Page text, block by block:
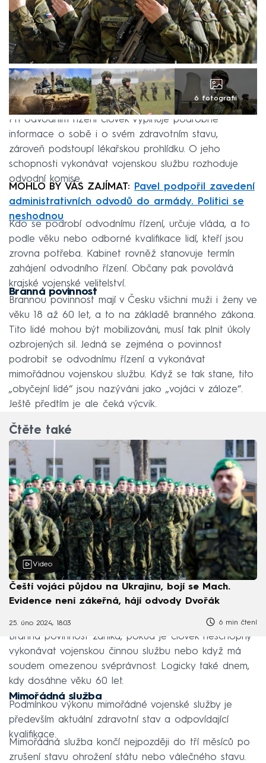
6 fotografií
Při odvodním řízení člověk vyplňuje podrobné
informace o sobě i o svém zdravotním stavu,
zároveň podstoupí lékařskou prohlídku. O jeho
schopnosti vykonávat vojenskou službu rozhoduje
odvodní komise.
MOHLO BY VÁS ZAJÍMAT:
Pavel podpořil zavedení
administrativních odvodů do armády. Politici se
neshodnou
Kdo se podrobí odvodnímu řízení, určuje vláda, a to
podle věku nebo odborné kvalifikace lidí, kteří jsou
zrovna potřeba. Kabinet rovněž stanovuje termín
zahájení odvodního řízení. Občany pak povolává
krajské vojenské velitelství.
Branná povinnost
Brannou povinnost mají v Česku všichni muži i ženy ve
věku 18 až 60 let, a to na základě branného zákona.
Tito lidé mohou být mobilizováni, musí tak plnit úkoly
ozbrojených sil. Jedná se zejména o povinnost
podrobit se odvodnímu řízení a vykonávat
mimořádnou vojenskou službu. Když se tak stane, tito
„obyčejní lidé“ jsou nazýváni jako „vojáci v záloze“.
Ještě předtím je ale čeká výcvik.
Čtěte také
Video
Čeští vojáci půjdou na Ukrajinu, bojí se Mach.
Evidence není zákeřná, hájí odvody Dvořák
25. úno 2024, 18:03 6 min čtení
Branná povinnost zaniká, pokud je člověk neschopný
vykonávat vojenskou činnou službu nebo když má
soudem omezenou svéprávnost. Logicky také dnem,
kdy dosáhne věku 60 let.
Mimořádná služba
Podmínkou výkonu mimořádné vojenské služby je
především aktuální zdravotní stav a odpovídající
kvalifikace.
Mimořádná služba končí nejpozději do tří měsíců po
zrušení stavu ohrožení státu nebo válečného stavu.